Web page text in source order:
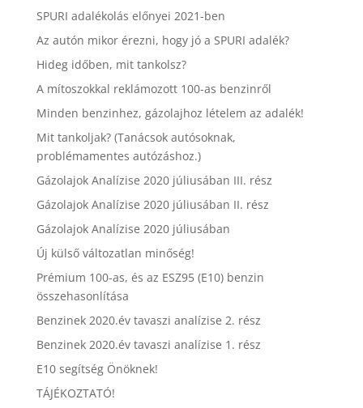
SPURI adalékolás előnyei 2021-ben
Az autón mikor érezni, hogy jó a SPURI adalék?
Hideg időben, mit tankolsz?
A mítoszokkal reklámozott 100-as benzinről
Minden benzinhez, gázolajhoz lételem az adalék!
Mit tankoljak? (Tanácsok autósoknak,
problémamentes autózáshoz.)
Gázolajok Analízise 2020 júliusában III. rész
Gázolajok Analízise 2020 júliusában II. rész
Gázolajok Analízise 2020 júliusában
Új külső változatlan minőség!
Prémium 100-as, és az ESZ95 (E10) benzin
összehasonlítása
Benzinek 2020.év tavaszi analízise 2. rész
Benzinek 2020.év tavaszi analízise 1. rész
E10 segítség Önöknek!
TÁJÉKOZTATÓ!